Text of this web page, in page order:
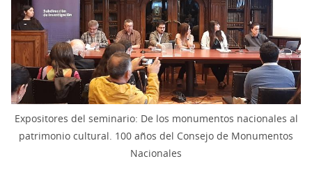
Expositores del seminario: De los monumentos nacionales al
patrimonio cultural. 100 años del Consejo de Monumentos
Nacionales